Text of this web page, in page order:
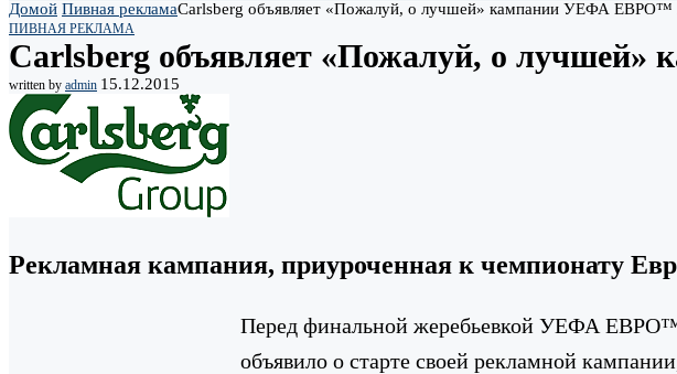
Домой Пивная рекламаCarlsberg объявляет «Пожалуй, о лучшей» кампании УЕФА ЕВРО™
ПИВНАЯ РЕКЛАМА
Carlsberg объявляет «Пожалуй, о
written by admin 15.12.2015
Рекламная кампания, приуроченная к чемпионату
Перед финальной жеребьевкой УЕФА
объявило о старте своей рекламной